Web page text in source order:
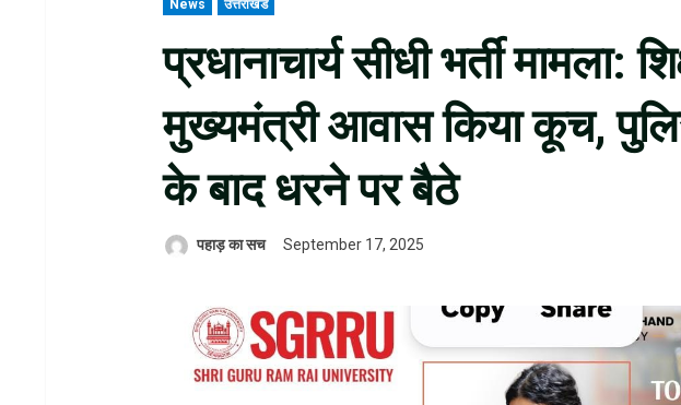
News उत्तराखंड
प्रधानाचार्य सीधी भर्ती मामला:
मुख्यमंत्री आवास किया कूच,
के बाद धरने पर बैठे
पहाड़ का सच September 17, 2025